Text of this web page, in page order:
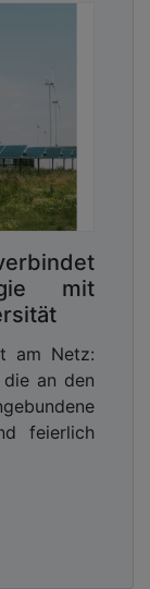
mit
am Netz:
an den
feierlich